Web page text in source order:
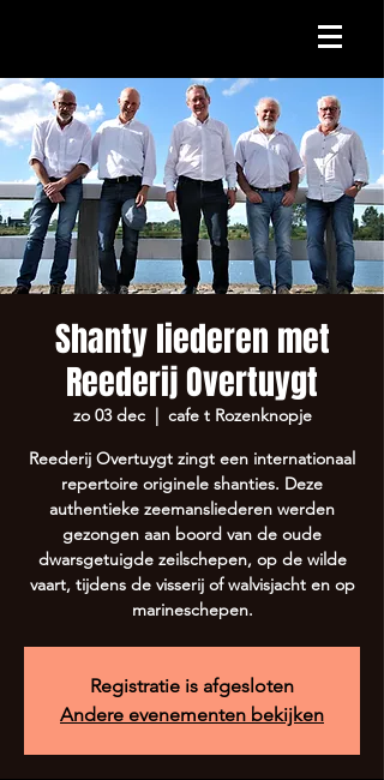
Shanty liederen met
Reederij Overtuygt
zo 03 dec
  |
cafe t Rozenknopje
Reederij Overtuygt zingt een internationaal
repertoire originele shanties. Deze
authentieke zeemansliederen werden
gezongen aan boord van de oude
dwarsgetuigde zeilschepen, op de wilde
vaart, tijdens de visserij of walvisjacht en op
marineschepen.
Registratie is afgesloten
Andere evenementen bekijken